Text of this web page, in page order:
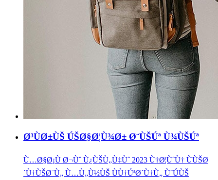
Ø³ÙØ±ÙŠ ÚŠØ§Ø¦Ù¾Ø± Ø¨ÙŠÚª Ù¾ÙŠÚª
Ù…Ø§Ø¡Ù Ø¬Ùˆ Ù¿ÙŠÙ„Ù‡Ùˆ 2023 Ù†Ø¦ÙˆÙ† ÙÙŠØ
´Ù†ÙŠØ¨Ù„ Ù…Ù„Ù½ÙŠ ÙÙ†ÚªØ´Ù†Ù„ ÙˆÚÙŠ